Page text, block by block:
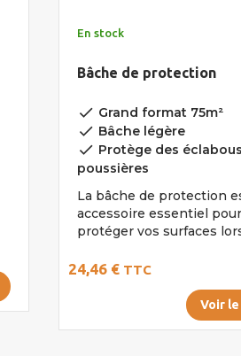
En stock
Bâche de protection
done Grand format 75m²
done Bâche légère
done Protège des
poussières
La bâche de protection
accessoire essentiel pour
protéger vos surfaces
24,46 € TTC
Voir